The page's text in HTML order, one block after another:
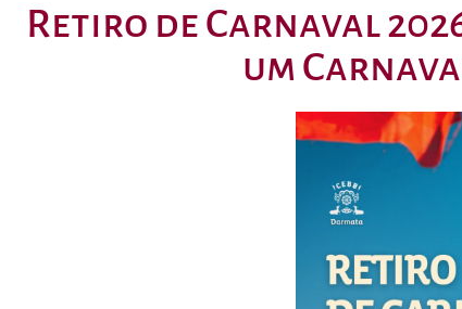
Retiro de Carnaval
um